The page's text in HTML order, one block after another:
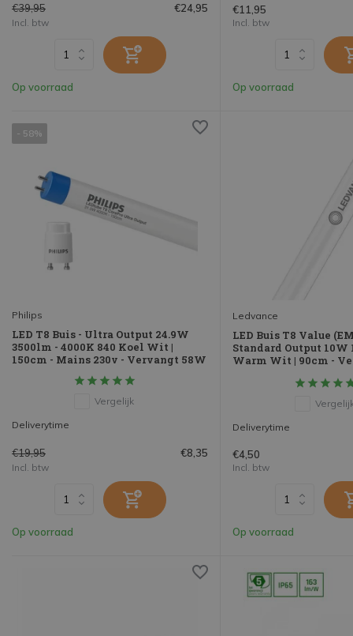
€39,95 €24,95
Incl. btw
Op voorraad
€11,95
Incl. btw
Op voorraad
- 58%
Philips
LED T8 Buis - Ultra Output 24.9W
3500lm - 4000K 840 Koel Wit |
150cm - Mains 230v - Vervangt 58W
Vergelijk
Deliverytime
€19,95 €8,35
Incl. btw
Op voorraad
Ledvance
LED Buis T8 Value
Standard Output 10W
Warm Wit | 90cm -
Deliverytime
€4,50
Incl. btw
Op voorraad